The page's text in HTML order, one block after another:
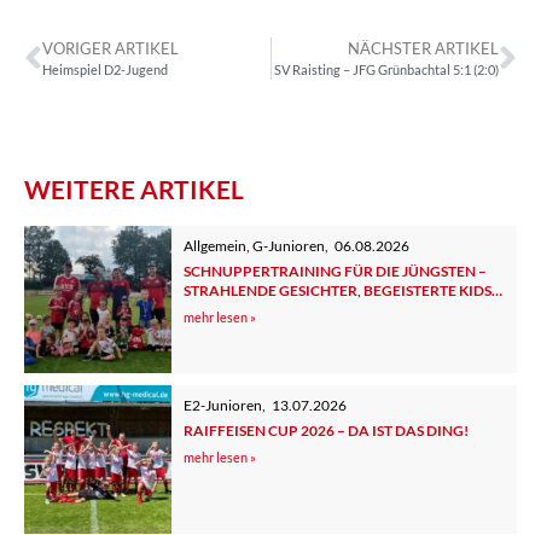
VORIGER ARTIKEL
Heimspiel D2-Jugend
NÄCHSTER ARTIKEL
SV Raisting – JFG Grünbachtal 5:1 (2:0)
WEITERE ARTIKEL
Allgemein,G-Junioren, 06.08.2026
SCHNUPPERTRAINING FÜR DIE JÜNGSTEN –
STRAHLENDE GESICHTER, BEGEISTERTE KIDS
UND ELTERN
mehr lesen »
E2-Junioren, 13.07.2026
RAIFFEISEN CUP 2026 – DA IST DAS DING!
mehr lesen »